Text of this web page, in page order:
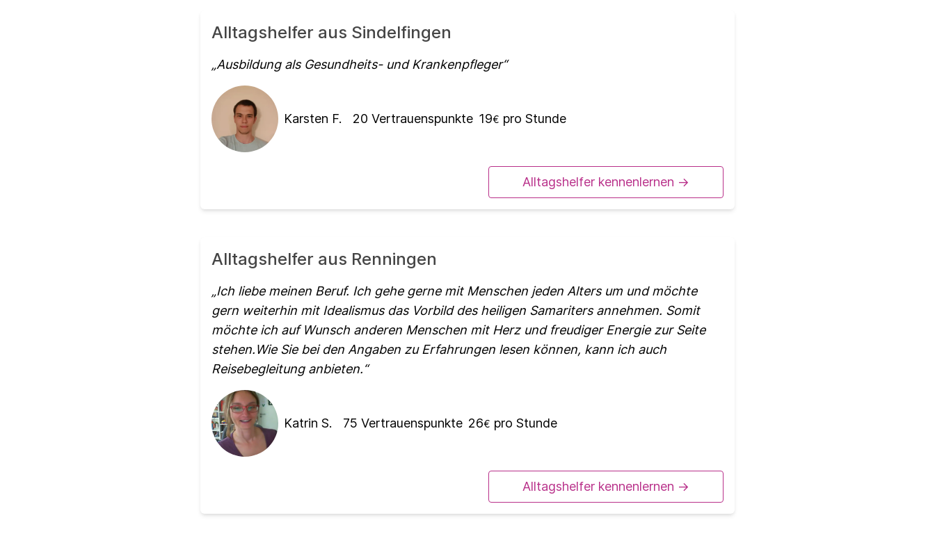
Alltagshelfer aus Sindelfingen
Ausbildung als Gesundheits- und Krankenpfleger
Karsten F. 20 Vertrauenspunkte 19€ pro Stunde
Alltagshelfer kennenlernen ->
Alltagshelfer aus Renningen
Ich liebe meinen Beruf. Ich gehe gerne mit Menschen jeden Alters um und möchte
gern weiterhin mit Idealismus das Vorbild des heiligen Samariters annehmen. Somit
möchte ich auf Wunsch anderen Menschen mit Herz und freudiger Energie zur Seite
stehen.Wie Sie bei den Angaben zu Erfahrungen lesen können, kann ich auch
Reisebegleitung anbieten.
Katrin S. 75 Vertrauenspunkte 26€ pro Stunde
Alltagshelfer kennenlernen ->